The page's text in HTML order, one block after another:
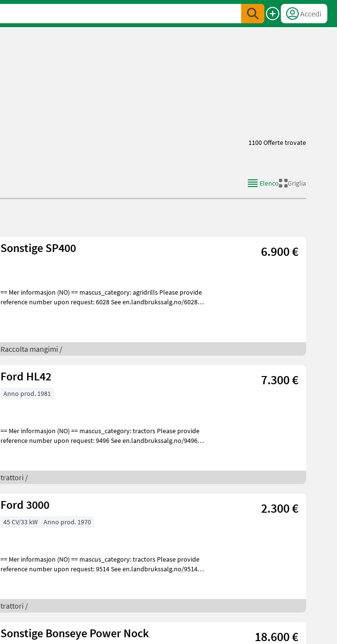
Accedi
1100 Offerte trovate
Elenco
Griglia
Sonstige SP400 6.900 €
== Mer informasjon (NO) == mascus_category: agridrills Please provide
reference number upon request: 6028 See en.landbrukssalg.no/6028
Raccolta mangimi /
Ford HL42 7.300 €
Anno prod. 1981
== Mer informasjon (NO) == mascus_category: tractors Please provide
reference number upon request: 9496 See en.landbrukssalg.no/9496
trattori /
Ford 3000 2.300 €
45 CV/33 kW Anno prod. 1970
== Mer informasjon (NO) == mascus_category: tractors Please provide
reference number upon request: 9514 See en.landbrukssalg.no/9514
trattori /
Sonstige Bonseye Power Nock 18.600 €